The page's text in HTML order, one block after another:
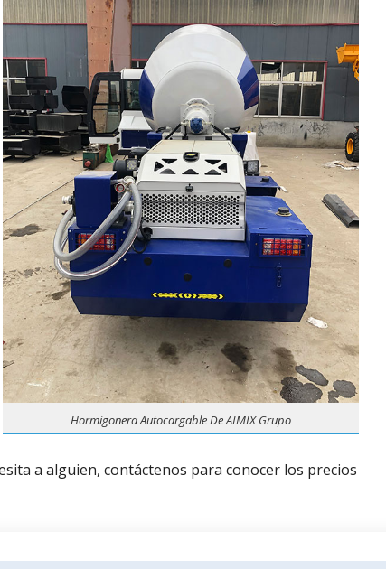
Hormigonera Autocargable De AIMIX Grupo
a alguien, contáctenos para conocer los precios